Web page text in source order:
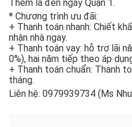
Thêm là đến ngay Quận 1.
* Chương trình ưu đãi:
+ Thanh toán nhanh: Chiết
nhận nhà ngay.
+ Thanh toán vay: hỗ trợ lãi
0%), hai năm tiếp theo áp
+ Thanh toán chuẩn: Thanh
tháng.
Liên hệ: 0979939734 (Ms